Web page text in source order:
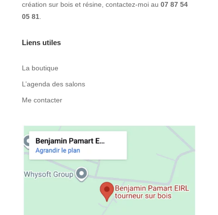
création sur bois et résine, contactez-moi au 07 87 54
05 81.
Liens utiles
La boutique
L’agenda des salons
Me contacter